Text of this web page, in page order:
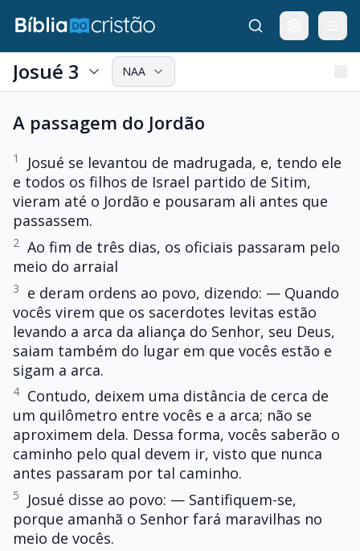
Josué 3 NAA
A passagem do Jordão
1
Josué se levantou de madrugada, e, tendo ele
e todos os filhos de Israel partido de Sitim,
vieram até o Jordão e pousaram ali antes que
passassem.
2 Ao fim de três dias, os oficiais passaram pelo
meio do arraial
3
e deram ordens ao povo, dizendo: — Quando
vocês virem que os sacerdotes levitas estão
levando a arca da aliança do Senhor, seu Deus,
saiam também do lugar em que vocês estão e
sigam a arca.
4 Contudo, deixem uma distância de cerca de
um quilômetro entre vocês e a arca; não se
aproximem dela. Dessa forma, vocês saberão o
caminho pelo qual devem ir, visto que nunca
antes passaram por tal caminho.
5
Josué disse ao povo: — Santifiquem-se,
porque amanhã o Senhor fará maravilhas no
meio de vocês.